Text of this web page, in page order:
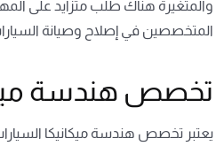
والمتغيرة هناك طلب متزايد على
المتخصصين في إصلاح وصيانة
تخصص هندسة
يعتبر تخصص هندسة ميكانيكا